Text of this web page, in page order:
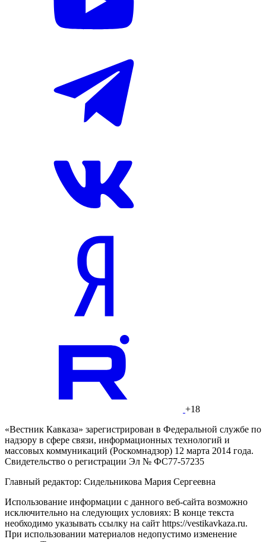
+18
«Вестник Кавказа» зарегистрирован в Федеральной службе по
надзору в сфере связи, информационных технологий и
массовых коммуникаций (Роскомнадзор) 12 марта 2014 года.
Свидетельство о регистрации Эл № ФС77-57235
Главный редактор: Сидельникова Мария Сергеевна
Использование информации с данного веб-сайта возможно
исключительно на следующих условиях: В конце текста
необходимо указывать ссылку на сайт https://vestikavkaza.ru.
При использовании материалов недопустимо изменение